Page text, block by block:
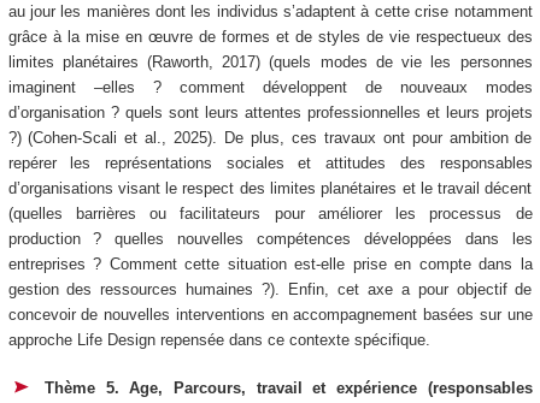
au jour les manières dont les individus s’adaptent à cette crise notamment
grâce à la mise en œuvre de formes et de styles de vie respectueux des
limites planétaires (Raworth, 2017) (quels modes de vie les personnes
imaginent –elles ? comment développent de nouveaux modes
d’organisation ? quels sont leurs attentes professionnelles et leurs projets
?) (Cohen-Scali et al., 2025). De plus, ces travaux ont pour ambition de
repérer les représentations sociales et attitudes des responsables
d’organisations visant le respect des limites planétaires et le travail décent
(quelles barrières ou facilitateurs pour améliorer les processus de
production ? quelles nouvelles compétences développées dans les
entreprises ? Comment cette situation est-elle prise en compte dans la
gestion des ressources humaines ?). Enfin, cet axe a pour objectif de
concevoir de nouvelles interventions en accompagnement basées sur une
approche Life Design repensée dans ce contexte spécifique.
Thème 5. Age, Parcours, travail et expérience (responsables